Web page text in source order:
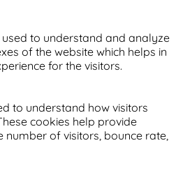
to understand and analyze
of the website which helps in
for the visitors.
to understand how visitors
cookies help provide
of visitors, bounce rate,